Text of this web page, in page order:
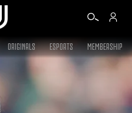
ORIGINALS ESPORTS MEMBERSHIP